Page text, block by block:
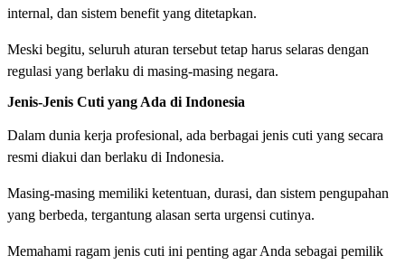
internal, dan sistem benefit yang ditetapkan.
Meski begitu, seluruh aturan tersebut tetap harus selaras dengan
regulasi yang berlaku di masing-masing negara.
Jenis-Jenis Cuti yang Ada di Indonesia
Dalam dunia kerja profesional, ada berbagai jenis cuti yang secara
resmi diakui dan berlaku di Indonesia.
Masing-masing memiliki ketentuan, durasi, dan sistem pengupahan
yang berbeda, tergantung alasan serta urgensi cutinya.
Memahami ragam jenis cuti ini penting agar Anda sebagai pemilik